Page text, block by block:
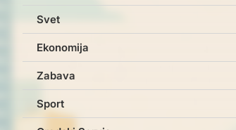
Svet
Ekonomija
Zabava
Sport